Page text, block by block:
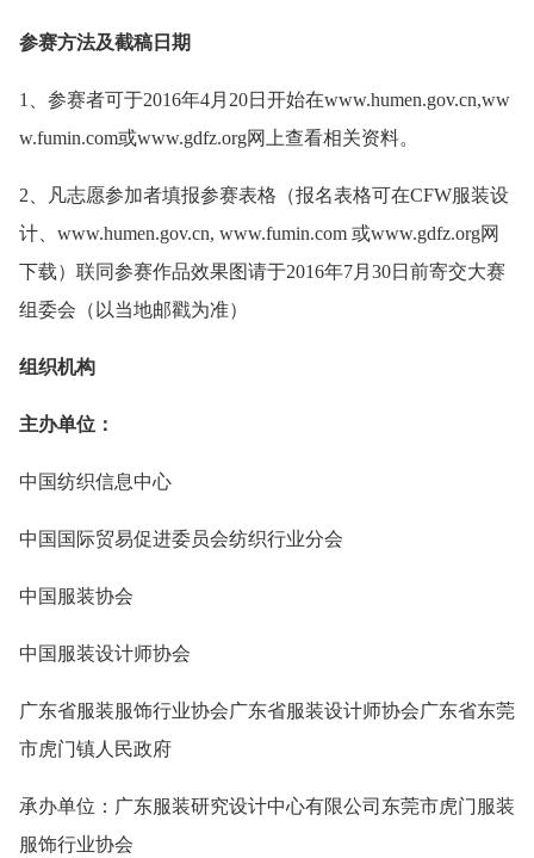
参赛方法及截稿日期
1、参赛者可于2016年4月20日开始在www.humen.gov.cn,ww
w.fumin.com或www.gdfz.org网上查看相关资料。
2、凡志愿参加者填报参赛表格（报名表格可在CFW服装设
计、www.humen.gov.cn, www.fumin.com 或www.gdfz.org网
下载）联同参赛作品效果图请于2016年7月30日前寄交大赛
组委会（以当地邮戳为准）
组织机构
主办单位：
中国纺织信息中心
中国国际贸易促进委员会纺织行业分会
中国服装协会
中国服装设计师协会
广东省服装服饰行业协会广东省服装设计师协会广东省东莞
市虎门镇人民政府
承办单位：广东服装研究设计中心有限公司东莞市虎门服装
服饰行业协会